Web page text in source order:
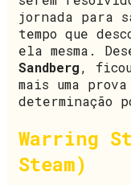
jornada para
tempo que
ela mesma.
Sandberg, ficou
mais uma
determinação
Warring
Steam)